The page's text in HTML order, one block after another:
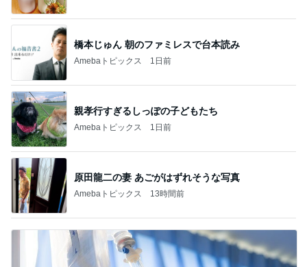
橋本じゅん 朝のファミレスで台本読み
Amebaトピックス 1日前
親孝行すぎるしっぽの子どもたち
Amebaトピックス 1日前
原田龍二の妻 あごがはずれそうな写真
Amebaトピックス 13時間前